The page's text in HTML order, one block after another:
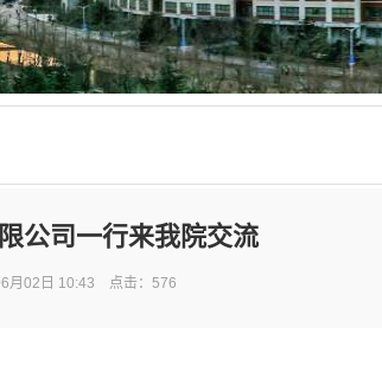
公司一行来我院交流
02日 10:43 点击： 576